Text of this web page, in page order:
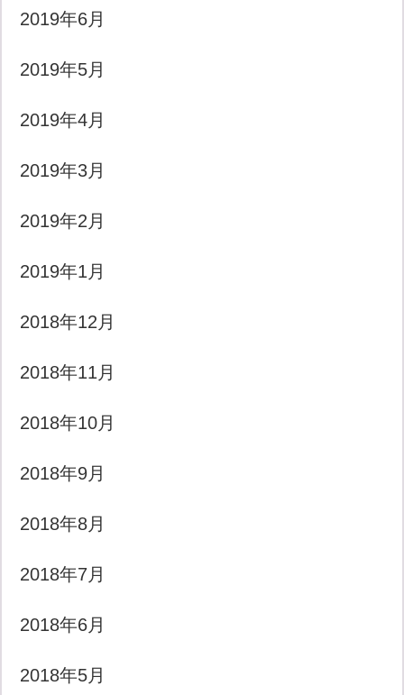
2019年6月
2019年5月
2019年4月
2019年3月
2019年2月
2019年1月
2018年12月
2018年11月
2018年10月
2018年9月
2018年8月
2018年7月
2018年6月
2018年5月